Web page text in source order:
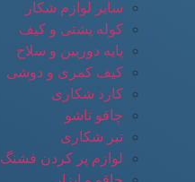
سایر لوازم شکار
کوله پشتی و کیف
پایه دوربین و سلاح
کیف کمری و دوشی
کارد شکاری
چاقو تاشو
تبر شکاری
لوازم پر کردن فشنگ